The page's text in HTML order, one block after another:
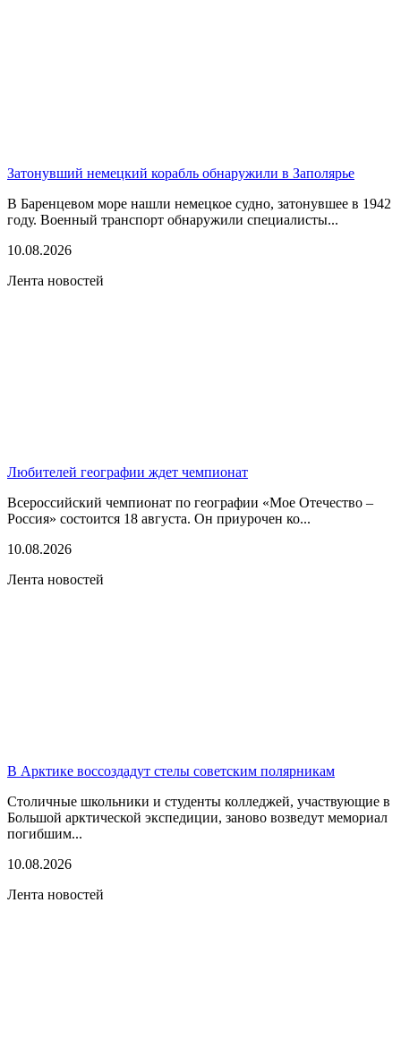
Затонувший немецкий корабль обнаружили в Заполярье
В Баренцевом море нашли немецкое судно, затонувшее в 1942
году. Военный транспорт обнаружили специалисты...
10.08.2026
Лента новостей
Любителей географии ждет чемпионат
Всероссийский чемпионат по географии «Мое Отечество –
Россия» состоится 18 августа. Он приурочен ко...
10.08.2026
Лента новостей
В Арктике воссоздадут стелы советским полярникам
Столичные школьники и студенты колледжей, участвующие в
Большой арктической экспедиции, заново возведут мемориал
погибшим...
10.08.2026
Лента новостей